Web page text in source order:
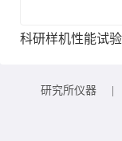
研究所仪器